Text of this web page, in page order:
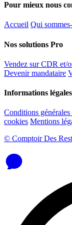
Pour mieux nous
Accueil Qui
Nos solutions Pro
Vendez sur CDR et/
Devenir mandataire
Informations légales
Conditions
cookies Mentions
© Comptoir Des